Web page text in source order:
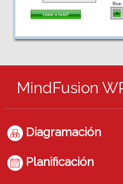
MindFusion
Diagramación
Planificación